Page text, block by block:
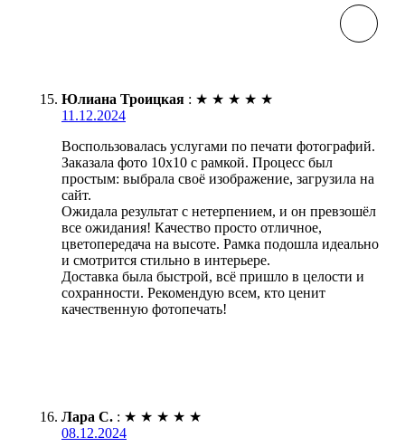
Юлиана Троицкая : ★ ★ ★ ★ ★
11.12.2024
Воспользовалась услугами по печати фотографий.
Заказала фото 10х10 с рамкой. Процесс был
простым: выбрала своё изображение, загрузила на
сайт.
Ожидала результат с нетерпением, и он превзошёл
все ожидания! Качество просто отличное,
цветопередача на высоте. Рамка подошла идеально
и смотрится стильно в интерьере.
Доставка была быстрой, всё пришло в целости и
сохранности. Рекомендую всем, кто ценит
качественную фотопечать!
Лара С. : ★ ★ ★ ★ ★
08.12.2024